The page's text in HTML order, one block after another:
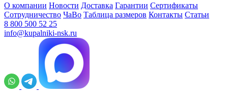
О компании Новости Доставка Гарантии Сертификаты
Сотрудничество ЧаВо Таблица размеров Контакты Статьи
8 800 500 52 25
info@kupalniki-nsk.ru